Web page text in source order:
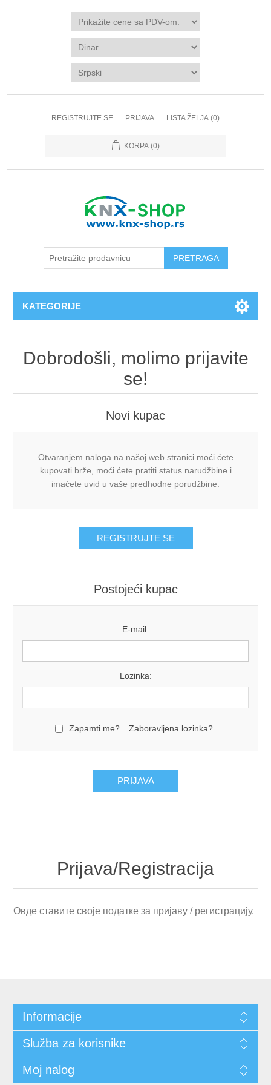
REGISTRUJTE SE PRIJAVA LISTA ŽELJA (0)
KORPA (0)
KATEGORIJE
Dobrodošli, molimo prijavite
se!
Novi kupac
Otvaranjem naloga na našoj web stranici moći ćete
kupovati brže, moći ćete pratiti status narudžbine i
imaćete uvid u vaše predhodne porudžbine.
Postojeći kupac
E-mail:
Lozinka:
Zapamti me? Zaboravljena lozinka?
Prijava/Registracija
Овде ставите своје податке за пријаву / регистрацију.
Informacije
Služba za korisnike
Moj nalog